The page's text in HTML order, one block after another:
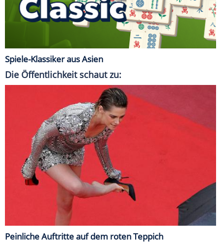
Spiele-Klassiker aus Asien
Die Öffentlichkeit schaut zu:
Peinliche Auftritte auf dem roten Teppich